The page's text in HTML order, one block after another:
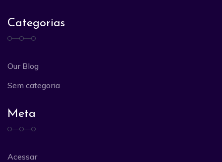
Categorias
Our Blog
Sem categoria
Meta
Acessar